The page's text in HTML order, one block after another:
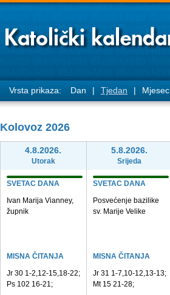
Vrsta prikaza: Dan | Tjedan | Mjesec
Kolovoz 2026
4.8.2026.
Utorak
SVETAC DANA
Ivan Marija Vianney,
župnik
MISNA ČITANJA
Jr 30 1-2,12-15,18-22;
Ps 102 16-21;
5.8.2026.
Srijeda
SVETAC DANA
Posvećenje bazilike
sv. Marije Velike
MISNA ČITANJA
Jr 31 1-7,10-12,13-13;
Mt 15 21-28;